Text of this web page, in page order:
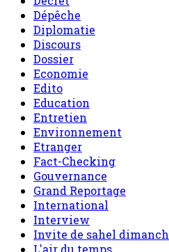
Economie
Edito
Education
Entretien
Environnement
Etranger
Fact-Checking
Gouvernance
Grand Reportage
International
Interview
Invite de sahel dimanche
L'air du temps
le Niger en bref
Message
Nation
Point de mire